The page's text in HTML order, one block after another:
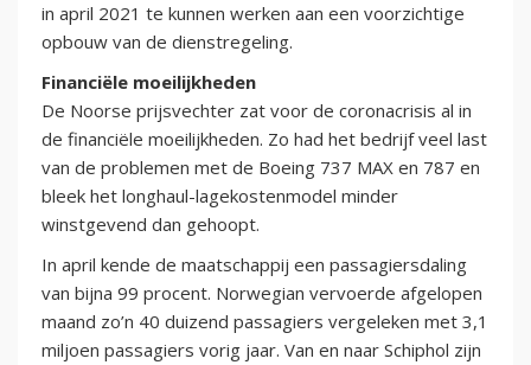
in april 2021 te kunnen werken aan een voorzichtige
opbouw van de dienstregeling.
Financiële moeilijkheden
De Noorse prijsvechter zat voor de coronacrisis al in
de financiële moeilijkheden. Zo had het bedrijf veel last
van de problemen met de Boeing 737 MAX en 787 en
bleek het longhaul-lagekostenmodel minder
winstgevend dan gehoopt.
In april kende de maatschappij een passagiersdaling
van bijna 99 procent. Norwegian vervoerde afgelopen
maand zo’n 40 duizend passagiers vergeleken met 3,1
miljoen passagiers vorig jaar. Van en naar Schiphol zijn